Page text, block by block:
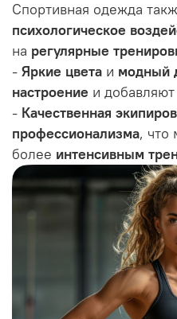
Спортивная одежда
психологическое
на регулярные
- Яркие цвета и модный
настроение и добавляют
- Качественная
профессионализма, что
более интенсивным